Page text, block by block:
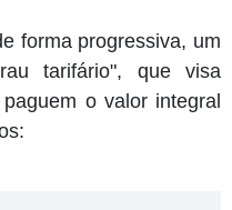
forma progressiva, um
tarifário", que visa
o valor integral